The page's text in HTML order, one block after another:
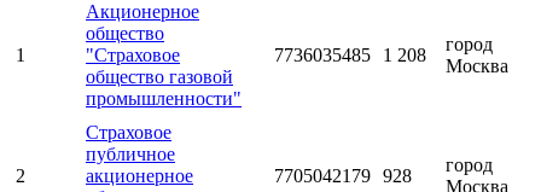
1
Акционерное
общество
"Страховое
общество газовой
промышленности"
7736035485 1 208
город
Москва
2
Страховое
публичное
акционерное
7705042179 928
город
Москва